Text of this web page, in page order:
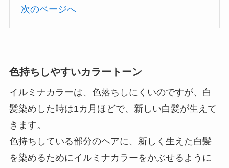
次のページへ
色持ちしやすいカラートーン
イルミナカラーは、色落ちしにくいのですが、白
髪染めした時は1カ月ほどで、新しい白髪が生えて
きます。
色持ちしている部分のヘアに、新しく生えた白髪
を染めるためにイルミナカラーをかぶせるように